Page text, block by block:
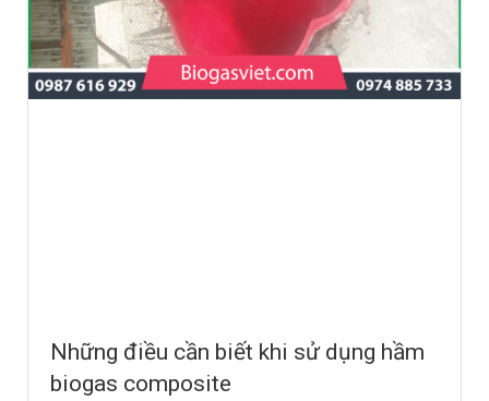
Những điều cần biết khi sử dụng hầm
biogas composite